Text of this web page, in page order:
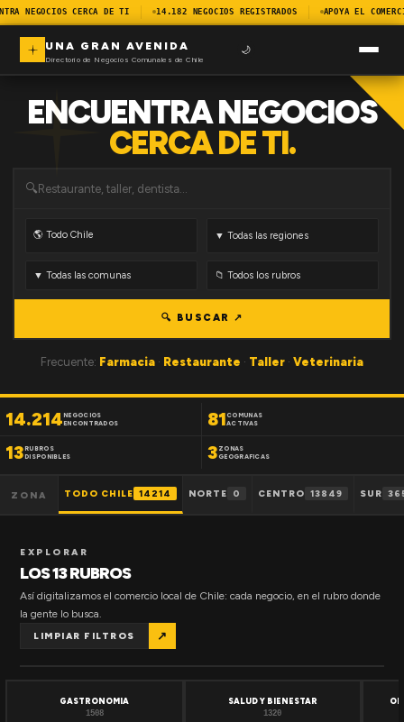
NEGOCIOS CERCA DE TI 14.182 NEGOCIOS REGISTRADOS APOYA EL
UNA GRAN AVENIDA
Directorio de Negocios Comunales de Chile
🌙
ENCUENTRA NEGOCIOS
CERCA DE TI.
🔍
🔍 BUSCAR ↗
Frecuente: Farmacia · Restaurante · Taller · Veterinaria
14.214NEGOCIOS
ENCONTRADOS
81 COMUNAS
ACTIVAS
13RUBROS
DISPONIBLES
3 ZONAS
GEOGRAFICAS
ZONA TODO CHILE 14214 NORTE 0 CENTRO 13849 SUR
EXPLORAR
LOS 13 RUBROS
Así digitalizamos el comercio local de Chile: cada negocio, en el rubro donde
la gente lo busca.
LIMPIAR FILTROS ↗
GASTRONOMIA
1508
SALUD Y BIENESTAR
1320